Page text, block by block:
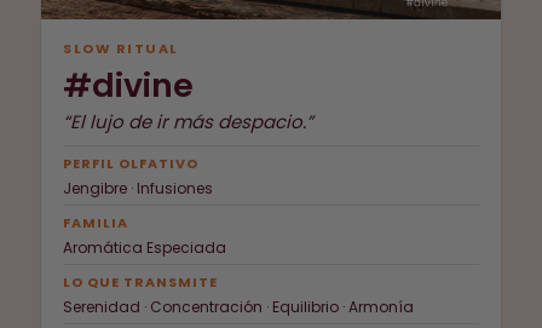
SLOW RITUAL
#divine
“El lujo de ir más despacio.”
PERFIL OLFATIVO
Jengibre · Infusiones
FAMILIA
Aromática Especiada
LO QUE TRANSMITE
Serenidad · Concentración · Equilibrio · Armonía